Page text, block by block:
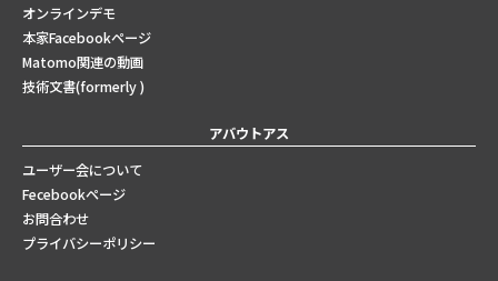
オンラインデモ
本家Facebookページ
Matomo関連の動画
技術文書(formerly )
アバウトアス
ユーザー会について
Fecebookページ
お問合わせ
プライバシーポリシー